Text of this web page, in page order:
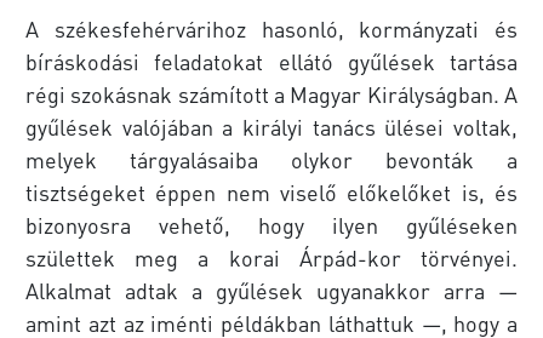
A székesfehérvárihoz hasonló, kormányzati és
bíráskodási feladatokat ellátó gyűlések tartása
régi szokásnak számított a Magyar Királyságban. A
gyűlések valójában a királyi tanács ülései voltak,
melyek tárgyalásaiba olykor bevonták a
tisztségeket éppen nem viselő előkelőket is, és
bizonyosra vehető, hogy ilyen gyűléseken
születtek meg a korai Árpád-kor törvényei.
Alkalmat adtak a gyűlések ugyanakkor arra —
amint azt az iménti példákban láthattuk —, hogy a